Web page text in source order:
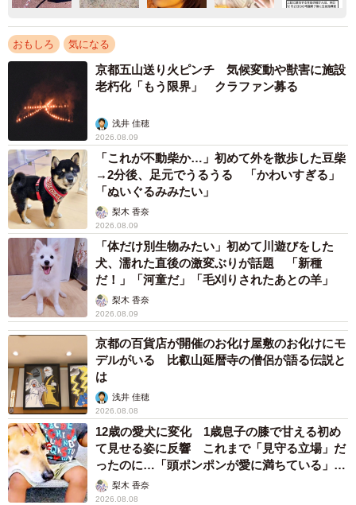
おもしろ 気になる
京都五山送り火ピンチ 気候変動や獣害に施設
老朽化「もう限界」 クラファン募る
浅井 佳穂
2026.08.09
「これが不動柴か…」初めて外を散歩した豆柴
→2分後、足元でうるうる 「かわいすぎる」
「ぬいぐるみみたい」
梨木 香奈
2026.08.09
「体だけ別生物みたい」初めて川遊びをした
犬、濡れた直後の激変ぶりが話題 「新種
だ！」「河童だ」「毛刈りされたあとの羊」
梨木 香奈
2026.08.09
京都の百貨店が開催のお化け屋敷のお化けにモ
デルがいる 比叡山延暦寺の僧侶が語る伝説と
は
浅井 佳穂
2026.08.08
12歳の愛犬に変化 1歳息子の膝で甘える初め
て見せる姿に反響 これまで「見守る立場」だ
ったのに…「頭ポンポンが愛に満ちている」
「尊…」
梨木 香奈
2026.08.08